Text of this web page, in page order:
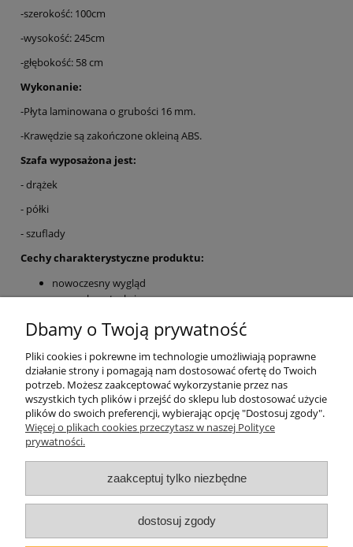
-szerokość: 100cm
-wysokość: 245cm
-głębokość: 58 cm
Wykonanie:
-Płyta laminowana o grubości 16 mm.
-Krawędzie są zakończone okleiną ABS.
Szafa wyposażona jest:
- drążek
- półki
- szuflady
Cechy charakterystyczne produktu:
nowoczesny wygląd
mocna konstrukcja
mebel przeznaczony do samodzielnego montażu
Pomoc
Moje konto
O nas
Dbamy o Twoją prywatność
Pliki cookies i pokrewne im technologie umożliwiają poprawne
działanie strony i pomagają nam dostosować ofertę do Twoich
potrzeb. Możesz zaakceptować wykorzystanie przez nas
wszystkich tych plików i przejść do sklepu lub dostosować użycie
plików do swoich preferencji, wybierając opcję "Dostosuj zgody".
Więcej o plikach cookies przeczytasz w naszej Polityce
prywatności.
zaakceptuj tylko niezbędne
dostosuj zgody